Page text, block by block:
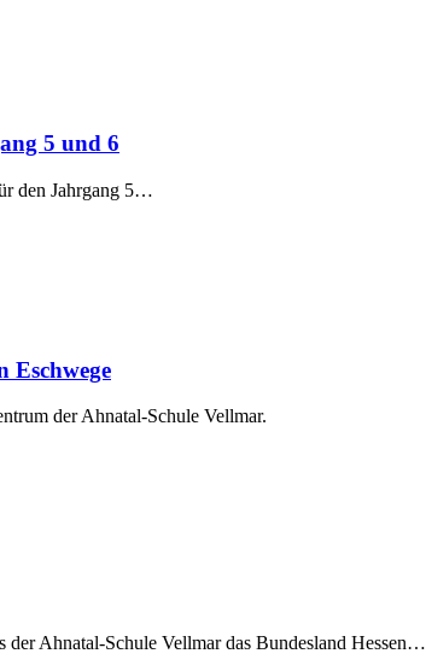
5 und 6
den Jahrgang 5…
Eschwege
der Ahnatal-Schule Vellmar.
der Ahnatal-Schule Vellmar das Bundesland Hessen…